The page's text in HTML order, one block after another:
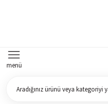
menü